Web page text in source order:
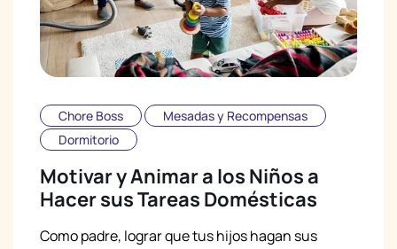
Chore Boss
Mesadas y Recompensas
Dormitorio
Motivar y Animar a los Niños a
Hacer sus Tareas Domésticas
Como padre, lograr que tus hijos hagan sus